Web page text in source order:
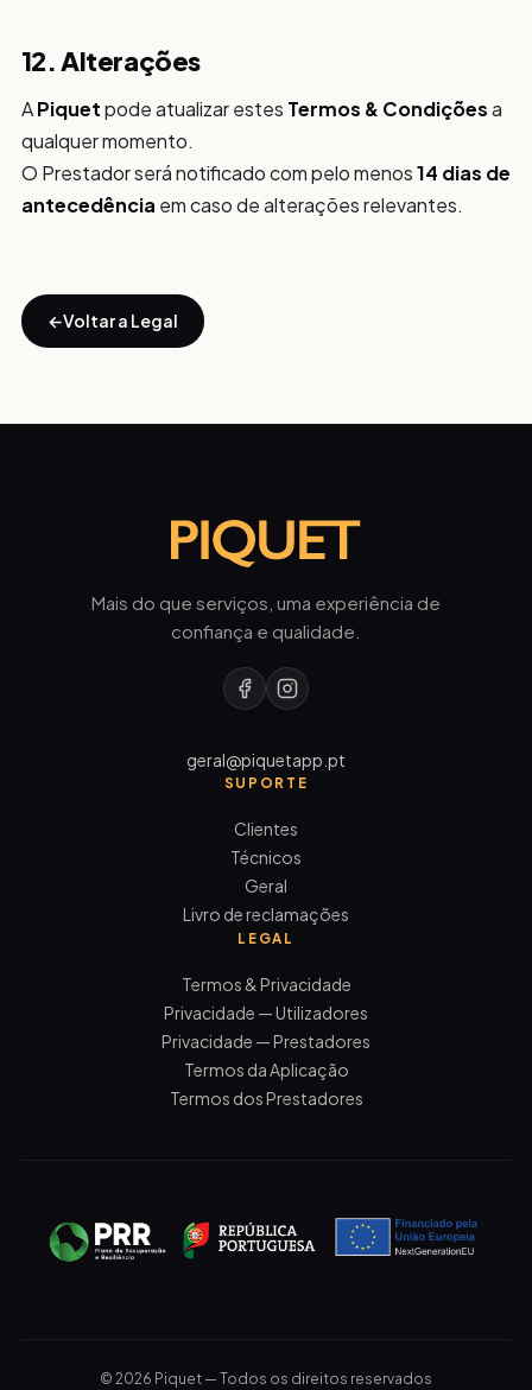
12. Alterações
APiquetpode atualizar estes Termos & Condiçõesa
qualquer momento.
O Prestador será notificado com pelo menos14 dias de
antecedência em caso de alterações relevantes.
Voltar a Legal
Mais do que serviços, uma experiência de
confiança e qualidade.
geral@piquetapp.pt
SUPORTE
Clientes
Técnicos
Geral
Livro de reclamações
LEGAL
Termos & Privacidade
Privacidade — Utilizadores
Privacidade — Prestadores
Termos da Aplicação
Termos dos Prestadores
© 2026 Piquet — Todos os direitos reservados